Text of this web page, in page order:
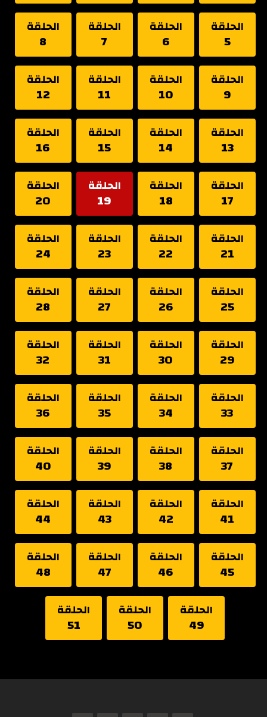
الحلقة
5
الحلقة
6
الحلقة
7
الحلقة
8
الحلقة
9
الحلقة
10
الحلقة
11
الحلقة
12
الحلقة
13
الحلقة
14
الحلقة
15
الحلقة
16
الحلقة
17
الحلقة
18
الحلقة
19
الحلقة
20
الحلقة
21
الحلقة
22
الحلقة
23
الحلقة
24
الحلقة
25
الحلقة
26
الحلقة
27
الحلقة
28
الحلقة
29
الحلقة
30
الحلقة
31
الحلقة
32
الحلقة
33
الحلقة
34
الحلقة
35
الحلقة
36
الحلقة
37
الحلقة
38
الحلقة
39
الحلقة
40
الحلقة
41
الحلقة
42
الحلقة
43
الحلقة
44
الحلقة
45
الحلقة
46
الحلقة
47
الحلقة
48
الحلقة
49
الحلقة
50
الحلقة
51